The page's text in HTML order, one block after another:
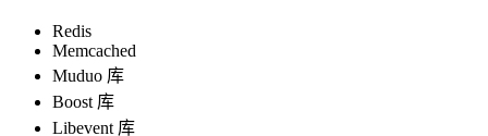
Redis
Memcached
Muduo 库
Boost 库
Libevent 库